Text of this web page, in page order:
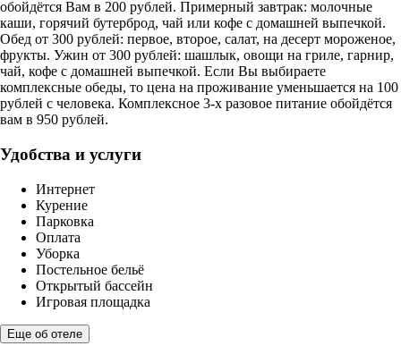
обойдётся Вам в 200 рублей. Примерный завтрак: молочные
каши, горячий бутерброд, чай или кофе с домашней выпечкой.
Обед от 300 рублей: первое, второе, салат, на десерт мороженое,
фрукты. Ужин от 300 рублей: шашлык, овощи на гриле, гарнир,
чай, кофе с домашней выпечкой. Если Вы выбираете
комплексные обеды, то цена на проживание уменьшается на 100
рублей с человека. Комплексное 3-х разовое питание обойдётся
вам в 950 рублей.
Удобства и услуги
Интернет
Курение
Парковка
Оплата
Уборка
Постельное бельё
Открытый бассейн
Игровая площадка
Еще об отеле